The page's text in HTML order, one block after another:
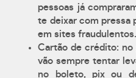
pessoas já
te deixar com pressa
em sites fraudulentos.
Cartão de crédito:
vão sempre tentar
no boleto, pix ou